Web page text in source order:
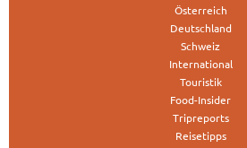
Österreich
Deutschland
Schweiz
International
Touristik
Food-Insider
Tripreports
Reisetipps